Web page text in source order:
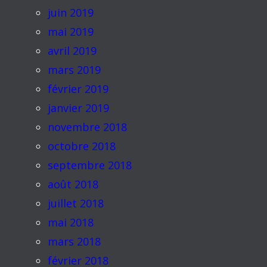
juin 2019
mai 2019
avril 2019
mars 2019
février 2019
janvier 2019
novembre 2018
octobre 2018
septembre 2018
août 2018
juillet 2018
mai 2018
mars 2018
février 2018